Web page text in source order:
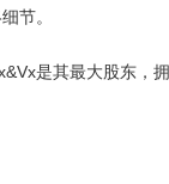
节。
是其最大股东，拥